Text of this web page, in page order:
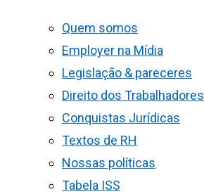
Quem somos
Employer na Mídia
Legislação & pareceres
Direito dos Trabalhadores
Conquistas Jurídicas
Textos de RH
Nossas políticas
Tabela ISS